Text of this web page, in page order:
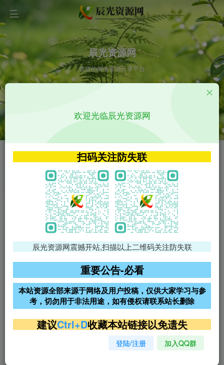
辰光资源网
优质的网络资源分享平台
VIP特权介绍 APP源码
VIP特权介绍
火
VIP特权介绍
影视源码
影视源码
免费领支付宝红包
腾讯轻量4核4G3M服务器38元/
阿里云2核2G200M服务器68元/
年
雨云高防免备案服务器
超低价文字广告位招租 超低价文字广告位招租
超低价文字广告位招租
欢迎光临辰光资源网
扫码关注防失联
辰光资源网震撼开站,扫描以上二维码关注防失联
重要公告-必看
本站资源全部来源于网络及用户投稿，仅供大家学习与参
考，切勿用于非法用途，如有侵权请联系站长删除
建议Ctrl+D收藏本站链接以免遗失
登陆/注册 加入QQ群